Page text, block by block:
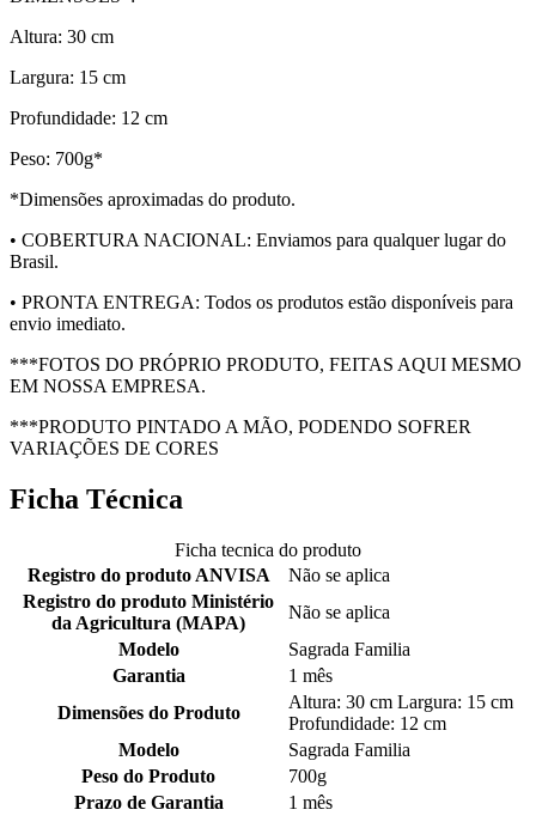
Altura: 30 cm
Largura: 15 cm
Profundidade: 12 cm
Peso: 700g*
*Dimensões aproximadas do produto.
• COBERTURA NACIONAL: Enviamos para qualquer lugar do
Brasil.
• PRONTA ENTREGA: Todos os produtos estão disponíveis para
envio imediato.
***FOTOS DO PRÓPRIO PRODUTO, FEITAS AQUI MESMO
EM NOSSA EMPRESA.
***PRODUTO PINTADO A MÃO, PODENDO SOFRER
VARIAÇÕES DE CORES
Ficha Técnica
Ficha tecnica do produto
Registro do produto ANVISA
Não se aplica
Registro do produto Ministério
da Agricultura (MAPA)
Não se aplica
Modelo
Sagrada Familia
Garantia
1 mês
Dimensões do Produto
Altura: 30 cm Largura: 15 cm
Profundidade: 12 cm
Modelo
Sagrada Familia
Peso do Produto
700g
Prazo de Garantia
1 mês